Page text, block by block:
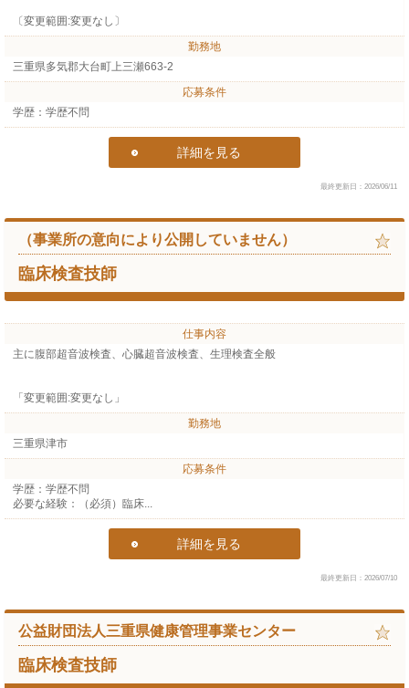
〔変更範囲:変更なし〕
勤務地
三重県多気郡大台町上三瀬663-2
応募条件
学歴：学歴不問
詳細を見る
最終更新日：2026/06/11
（事業所の意向により公開していません）
臨床検査技師
仕事内容
主に腹部超音波検査、心臓超音波検査、生理検査全般
「変更範囲:変更なし」
勤務地
三重県津市
応募条件
学歴：学歴不問
必要な経験：（必須）臨床...
詳細を見る
最終更新日：2026/07/10
公益財団法人三重県健康管理事業センター
臨床検査技師